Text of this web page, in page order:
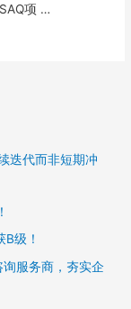
项 …
迭代而非短期冲
级！
询服务商，夯实企